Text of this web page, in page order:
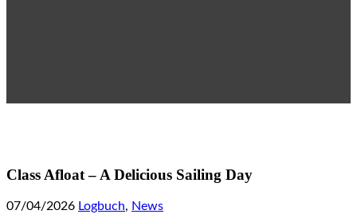
Class Afloat – A Delicious Sailing Day
07/04/2026 Logbuch, News